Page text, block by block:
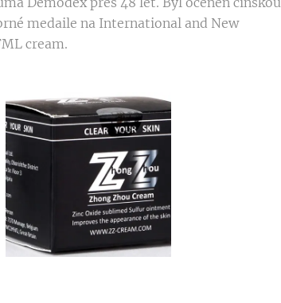
medaile na International and New
cream.